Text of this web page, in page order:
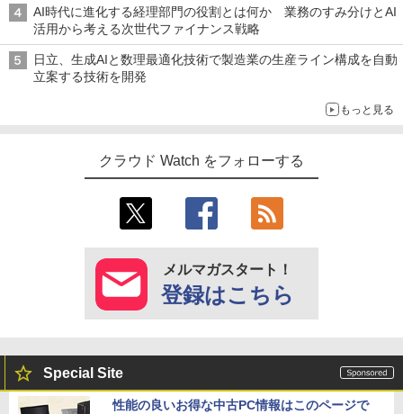
AI時代に進化する経理部門の役割とは何か 業務のすみ分けとAI
活用から考える次世代ファイナンス戦略
日立、生成AIと数理最適化技術で製造業の生産ライン構成を自動
立案する技術を開発
もっと見る
クラウド Watch をフォローする
メルマガスタート！
登録はこちら
Special Site
性能の良いお得な中古PC情報はこのページで